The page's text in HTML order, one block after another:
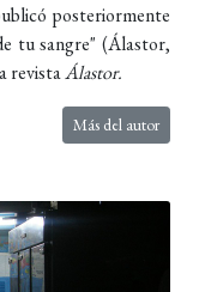
posteriormente
tu sangre" (Álastor,
revistaÁlastor.
Más del autor